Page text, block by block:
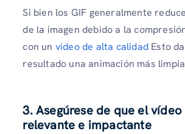
Si bien los GIF generalmente
de la imagen debido a la
con un video de alta calidad Esto
resultado una animación más
3. Asegúrese de que el vídeo
relevante e impactante